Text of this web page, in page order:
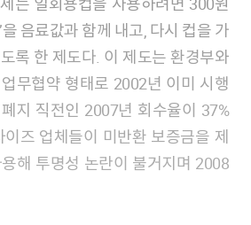
을 음료값과 함께 내고, 다시 컵을 가
록 한 제도다. 이 제도는 환경부와
무협약 형태로 2002년 이미 시행
지 직전인 2007년 회수율이 37%
즈 업체들이 미반환 보증금을 제
해 투명성 논란이 불거지며 2008